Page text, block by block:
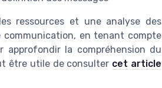
ressources et une analyse des
communication, en tenant compte
approfondir la compréhension du
être utile de consulter cet article